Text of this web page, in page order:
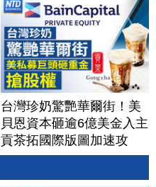
台灣珍奶驚艷華爾街！美
貝恩資本砸逾6億美金入主
貢茶拓國際版圖加速攻
美？｜#財經新聞｜